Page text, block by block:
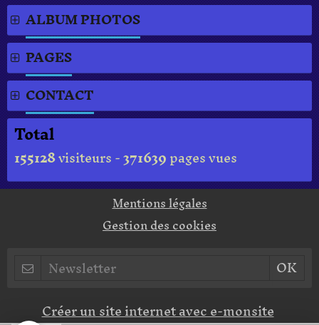
ALBUM PHOTOS
PAGES
CONTACT
Total
155128visiteurs -371639pages vues
Mentions légales
Gestion des cookies
Créer un site internet avec e-monsite